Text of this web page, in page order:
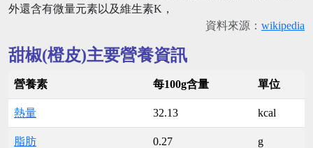
外還含有微量元素以及維生素K，
資料來源： wikipedia
甜椒(橙皮)主要營養資訊
營養素 每100g含量 單位
熱量 32.13 kcal
脂肪 0.27 g